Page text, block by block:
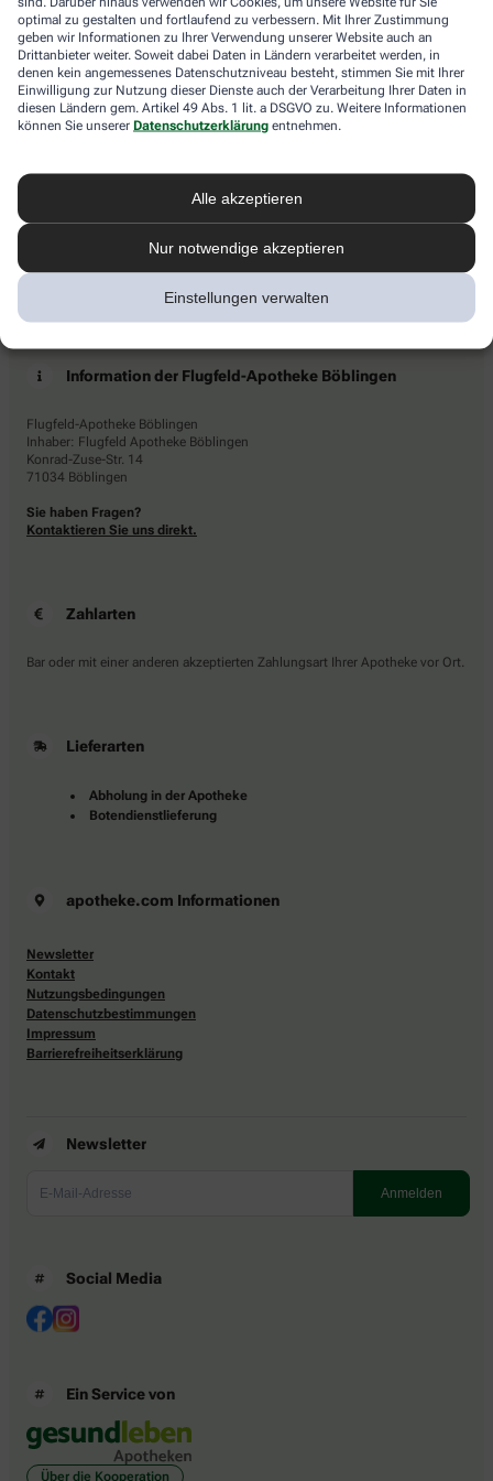
optimal zu gestalten und fortlaufend zu verbessern. Mit Ihrer Zustimmung
geben wir Informationen zu Ihrer Verwendung unserer Website auch an
Drittanbieter weiter. Soweit dabei Daten in Ländern verarbeitet werden, in
denen kein angemessenes Datenschutzniveau besteht, stimmen Sie mit Ihrer
Einwilligung zur Nutzung dieser Dienste auch der Verarbeitung Ihrer Daten in
diesen Ländern gem. Artikel 49 Abs. 1 lit. a DSGVO zu. Weitere Informationen
können Sie unserer Datenschutzerklärung entnehmen.
Alle akzeptieren
Nur notwendige akzeptieren
Einstellungen verwalten
den
Schlüssel.
Newsletters den Dienstleister Emarsys ein. Die Einwilligung
kann jederzeit für die Zukunft widerrufen werden (z.B. über den
Abmelde-Link in jedem Newsletter). Die sonstigen
Kontaktmöglichkeiten dafür und weitere Angaben zur
Datenverarbeitung finden sich in der Datenschutzerklärungvon
AHD.
* Coupon-Bedingungen: Einmalig einlösbar bis zum
31.12.2026. Mindestbestellwert: 50,00 €. Gültig auf das
gesamte Sortiment, ausgeschlossen rezeptpflichtige Produkte.
Information der Flugfeld-Apotheke Böblingen
Flugfeld-Apotheke Böblingen
Inhaber: Flugfeld Apotheke Böblingen
Konrad-Zuse-Str. 14
71034 Böblingen
Sie haben Fragen?
Kontaktieren Sie uns direkt.
Zahlarten
Bar oder mit einer anderen akzeptierten Zahlungsart Ihrer Apotheke vor Ort.
Lieferarten
Abholung in der Apotheke
Botendienstlieferung
apotheke.com Informationen
Newsletter
Kontakt
Nutzungsbedingungen
Datenschutzbestimmungen
Impressum
Barrierefreiheitserklärung
Newsletter
Social Media
Ein Service von
Über die Kooperation